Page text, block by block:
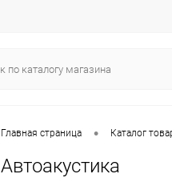
Главная страница • Каталог
Автоакустика